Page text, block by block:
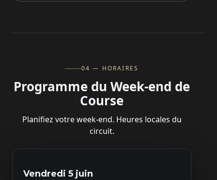
04 — HORAIRES
Programme du Week-end de
Course
Planifiez votre week-end. Heures locales du
circuit.
Vendredi 5 juin